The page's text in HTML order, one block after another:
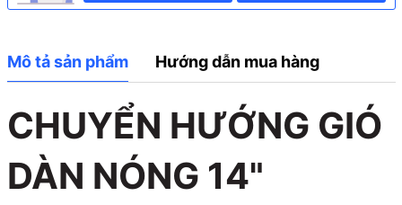
Mô tả sản phẩm Hướng dẫn mua hàng
CHUYỂN HƯỚNG GIÓ
DÀN NÓNG 14"